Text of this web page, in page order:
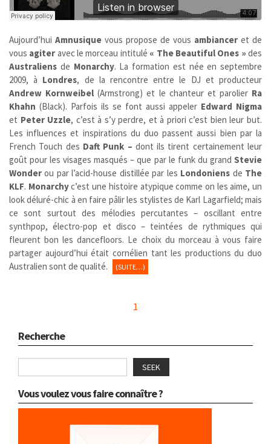
Aujourd’hui Amnusique vous propose de vous ambiancer et de
vous agiter avec le morceau intitulé « The Beautiful Ones » des
Australiens de Monarchy. La formation est née en septembre
2009, à Londres, de la rencontre entre le DJ et producteur
Andrew Kornweibel(Armstrong) et le chanteur et parolier Ra
Khahn (Black). Parfois ils se font aussi appeler Edward Nigma
et Peter Uzzle, c’est à s’y perdre, et à priori c’est bien leur but.
Les influences et inspirations du duo passent aussi bien par la
French Touch des Daft Punk – dont ils tirent certainement leur
goût pour les visages masqués – que par le funk du grand Stevie
Wonder ou par l’acid-house distillée par les Londoniens de The
KLF. Monarchyc’est une histoire atypique comme on les aime, un
look déluré-chic à en faire pâlir les stylistes de Karl Lagarfield; mais
ce sont surtout des mélodies percutantes – oscillant entre
synthpop, électro-pop et disco – teintées de rythmiques qui
fleurent bon les dancefloors. Le choix du morceau à vous faire
partager aujourd’hui était cornélien tant les productions du duo
Australien sont de qualité.
(SUITE…)
1
Recherche
SEEK
Vous voulez vous faire connaître ?